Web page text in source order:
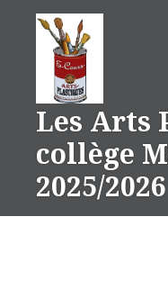
Les Arts
collège
2025/2026